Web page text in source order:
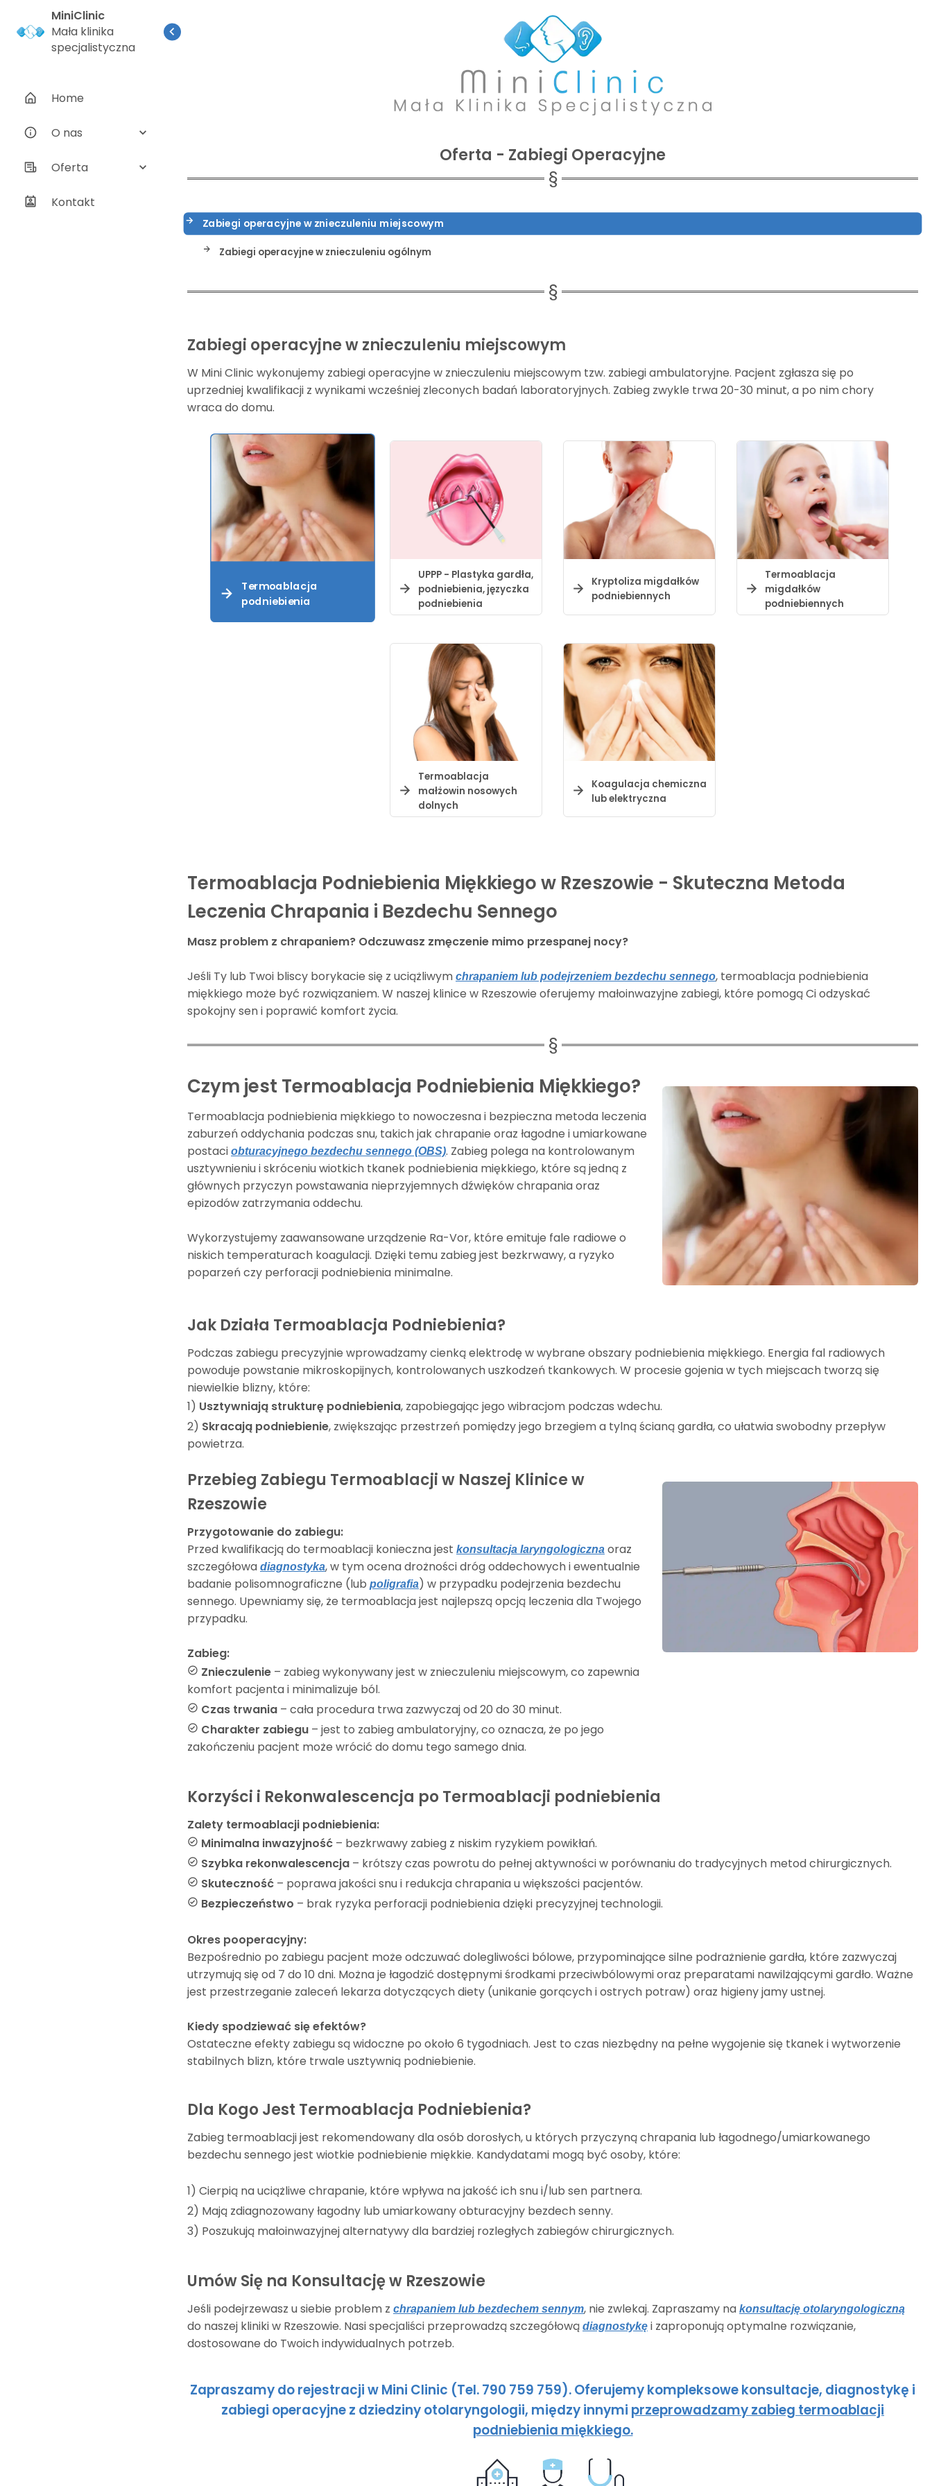
MiniClinic
Mała klinika
specjalistyczna
Home
O nas
Oferta
Kontakt
Oferta - Zabiegi Operacyjne
Zabiegi operacyjne w znieczuleniu miejscowym
Zabiegi operacyjne w znieczuleniu ogólnym
Zabiegi operacyjne w znieczuleniu miejscowym
W Mini Clinic wykonujemy zabiegi operacyjne w znieczuleniu miejscowym tzw. zabiegi ambulatoryjne. Pacjent zgłasza się po
uprzedniej kwalifikacji z wynikami wcześniej zleconych badań laboratoryjnych. Zabieg zwykle trwa 20-30 minut, a po nim chory
wraca do domu.
Termoablacja
podniebienia
UPPP - Plastyka gardła,
podniebienia, języczka
podniebienia
Kryptoliza migdałków
podniebiennych
Termoablacja
migdałków
podniebiennych
Termoablacja
małżowin nosowych
dolnych
Koagulacja chemiczna
lub elektryczna
Termoablacja Podniebienia Miękkiego w Rzeszowie - Skuteczna Metoda
Leczenia Chrapania i Bezdechu Sennego
Masz problem z chrapaniem? Odczuwasz zmęczenie mimo przespanej nocy?
Jeśli Ty lub Twoi bliscy borykacie się z uciążliwym chrapaniem lub podejrzeniem bezdechu sennego, termoablacja podniebienia
miękkiego może być rozwiązaniem. W naszej klinice w Rzeszowie oferujemy małoinwazyjne zabiegi, które pomogą Ci odzyskać
spokojny sen i poprawić komfort życia.
Czym jest Termoablacja Podniebienia Miękkiego?
Termoablacja podniebienia miękkiego to nowoczesna i bezpieczna metoda leczenia
zaburzeń oddychania podczas snu, takich jak chrapanie oraz łagodne i umiarkowane
postaci obturacyjnego bezdechu sennego (OBS). Zabieg polega na kontrolowanym
usztywnieniu i skróceniu wiotkich tkanek podniebienia miękkiego, które są jedną z
głównych przyczyn powstawania nieprzyjemnych dźwięków chrapania oraz
epizodów zatrzymania oddechu.
Wykorzystujemy zaawansowane urządzenie Ra-Vor, które emituje fale radiowe o
niskich temperaturach koagulacji. Dzięki temu zabieg jest bezkrwawy, a ryzyko
poparzeń czy perforacji podniebienia minimalne.
Jak Działa Termoablacja Podniebienia?
Podczas zabiegu precyzyjnie wprowadzamy cienką elektrodę w wybrane obszary podniebienia miękkiego. Energia fal radiowych
powoduje powstanie mikroskopijnych, kontrolowanych uszkodzeń tkankowych. W procesie gojenia w tych miejscach tworzą się
niewielkie blizny, które:
1) Usztywniają strukturę podniebienia, zapobiegając jego wibracjom podczas wdechu.
2) Skracają podniebienie, zwiększając przestrzeń pomiędzy jego brzegiem a tylną ścianą gardła, co ułatwia swobodny przepływ
powietrza.
Przebieg Zabiegu Termoablacji w Naszej Klinice w
Rzeszowie
Przygotowanie do zabiegu:
Przed kwalifikacją do termoablacji konieczna jest konsultacja laryngologiczna oraz
szczegółowa diagnostyka, w tym ocena drożności dróg oddechowych i ewentualnie
badanie polisomnograficzne (lub poligrafia) w przypadku podejrzenia bezdechu
sennego. Upewniamy się, że termoablacja jest najlepszą opcją leczenia dla Twojego
przypadku.
Zabieg:
Znieczulenie – zabieg wykonywany jest w znieczuleniu miejscowym, co zapewnia
komfort pacjenta i minimalizuje ból.
Czas trwania – cała procedura trwa zazwyczaj od 20 do 30 minut.
Charakter zabiegu – jest to zabieg ambulatoryjny, co oznacza, że po jego
zakończeniu pacjent może wrócić do domu tego samego dnia.
Korzyści i Rekonwalescencja po Termoablacji podniebienia
Zalety termoablacji podniebienia:
Minimalna inwazyjność – bezkrwawy zabieg z niskim ryzykiem powikłań.
Szybka rekonwalescencja – krótszy czas powrotu do pełnej aktywności w porównaniu do tradycyjnych metod chirurgicznych.
Skuteczność – poprawa jakości snu i redukcja chrapania u większości pacjentów.
Bezpieczeństwo – brak ryzyka perforacji podniebienia dzięki precyzyjnej technologii.
Okres pooperacyjny:
Bezpośrednio po zabiegu pacjent może odczuwać dolegliwości bólowe, przypominające silne podrażnienie gardła, które zazwyczaj
utrzymują się od 7 do 10 dni. Można je łagodzić dostępnymi środkami przeciwbólowymi oraz preparatami nawilżającymi gardło. Ważne
jest przestrzeganie zaleceń lekarza dotyczących diety (unikanie gorących i ostrych potraw) oraz higieny jamy ustnej.
Kiedy spodziewać się efektów?
Ostateczne efekty zabiegu są widoczne po około 6 tygodniach. Jest to czas niezbędny na pełne wygojenie się tkanek i wytworzenie
stabilnych blizn, które trwale usztywnią podniebienie.
Dla Kogo Jest Termoablacja Podniebienia?
Zabieg termoablacji jest rekomendowany dla osób dorosłych, u których przyczyną chrapania lub łagodnego/umiarkowanego
bezdechu sennego jest wiotkie podniebienie miękkie. Kandydatami mogą być osoby, które:
1) Cierpią na uciążliwe chrapanie, które wpływa na jakość ich snu i/lub sen partnera.
2) Mają zdiagnozowany łagodny lub umiarkowany obturacyjny bezdech senny.
3) Poszukują małoinwazyjnej alternatywy dla bardziej rozległych zabiegów chirurgicznych.
Umów Się na Konsultację w Rzeszowie
Jeśli podejrzewasz u siebie problem z chrapaniem lub bezdechem sennym, nie zwlekaj. Zapraszamy na konsultację otolaryngologiczną
do naszej kliniki w Rzeszowie. Nasi specjaliści przeprowadzą szczegółową diagnostykę i zaproponują optymalne rozwiązanie,
dostosowane do Twoich indywidualnych potrzeb.
Zapraszamy do rejestracji w Mini Clinic (Tel. 790 759 759). Oferujemy kompleksowe konsultacje, diagnostykę i
zabiegi operacyjne z dziedziny otolaryngologii, między innymi przeprowadzamy zabieg termoablacji
podniebienia miękkiego.